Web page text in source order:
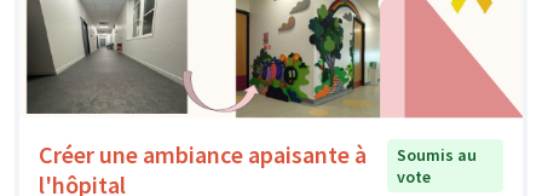
Créer une ambiance apaisante à
l'hôpital
Soumis au
vote